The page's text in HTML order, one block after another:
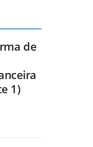
de
1)